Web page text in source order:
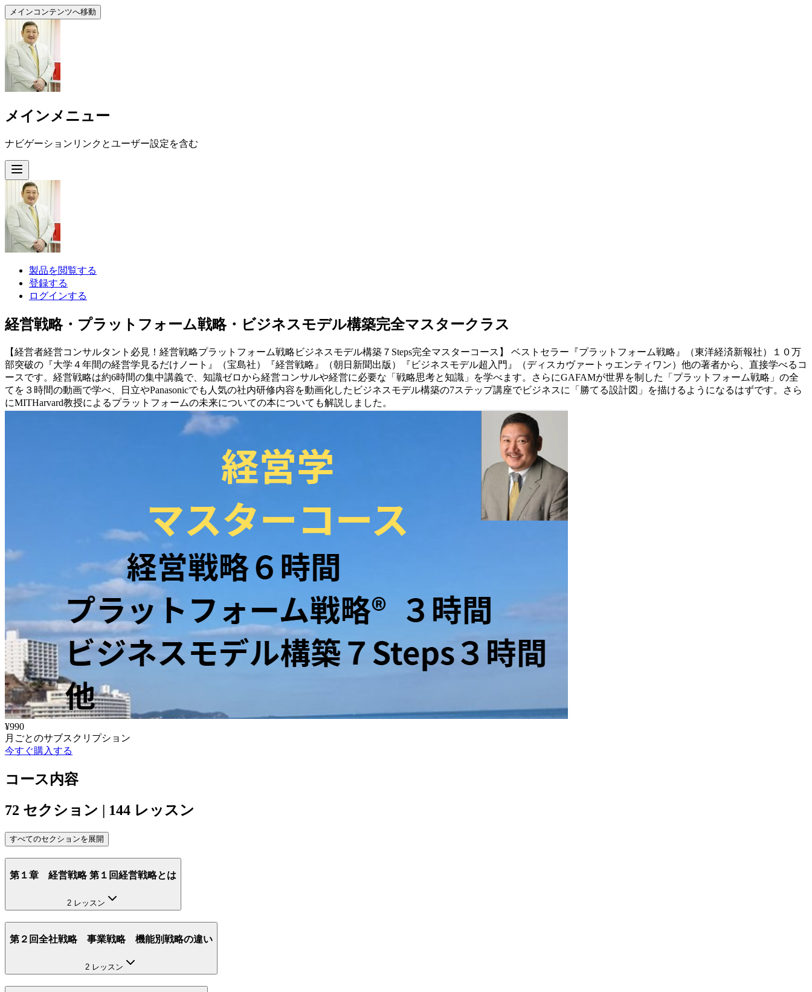
メインコンテンツへ移動
メインメニュー
ナビゲーションリンクとユーザー設定を含む
製品を閲覧する
登録する
ログインする
経営戦略・プラットフォーム戦略・ビジネスモデル構築完全マスタークラス
【経営者経営コンサルタント必見！経営戦略プラットフォーム戦略ビジネスモデル構築７Steps完全マスターコース】 ベストセラー『プラットフォーム戦略』（東洋経済新報社）１０万
部突破の『大学４年間の経営学見るだけノート』（宝島社）『経営戦略』（朝日新聞出版）『ビジネスモデル超入門』（ディスカヴァートゥエンティワン）他の著者から、直接学べるコ
ースです。経営戦略は約6時間の集中講義で、知識ゼロから経営コンサルや経営に必要な「戦略思考と知識」を学べます。さらにGAFAMが世界を制した「プラットフォーム戦略」の全
てを３時間の動画で学べ、日立やPanasonicでも人気の社内研修内容を動画化したビジネスモデル構築の7ステップ講座でビジネスに「勝てる設計図」を描けるようになるはずです。さら
にMITHarvard教授によるプラットフォームの未来についての本についても解説しました。
¥990
月ごとのサブスクリプション
今すぐ購入する
コース内容
72 セクション | 144 レッスン
すべてのセクションを展開
第１章 経営戦略 第１回経営戦略とは
2 レッスン
第２回全社戦略 事業戦略 機能別戦略の違い
2 レッスン